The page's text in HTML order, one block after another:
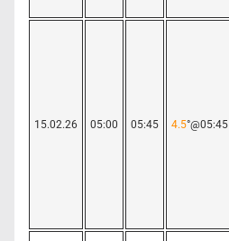
15.02.26 05:00 05:45 4.5°@05:45